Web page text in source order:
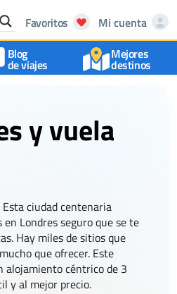
Favoritos
Mi cuenta
Blog
de viajes
Mejores
destinos
y vuela
ciudad centenaria
Londres seguro que se te
Hay miles de sitios que
que ofrecer. Este
alojamiento céntrico de 3
y al mejor precio.